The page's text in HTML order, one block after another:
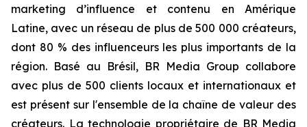
marketing d’influence et contenu en Amérique
Latine, avec un réseau de plus de 500 000 créateurs,
dont 80 % des influenceurs les plus importants de la
région. Basé au Brésil, BR Media Group collabore
avec plus de 500 clients locaux et internationaux et
est présent sur l'ensemble de la chaîne de valeur des
créateurs. La technologie propriétaire de BR Media